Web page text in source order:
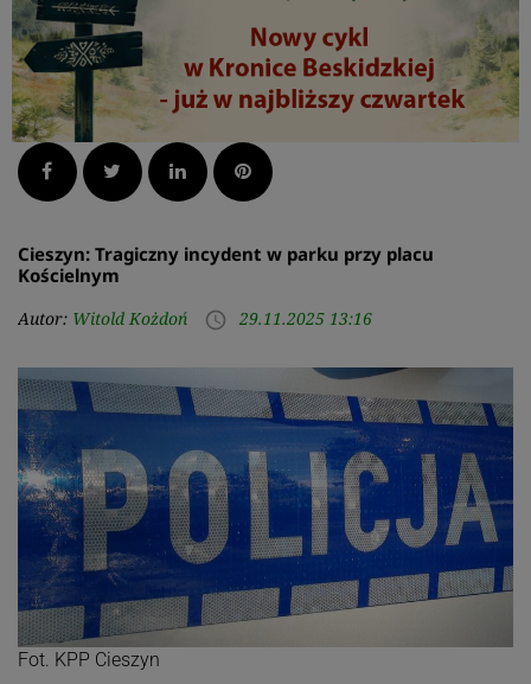
Facebook Twitter LinkedInPinterest
Cieszyn: Tragiczny incydent w parku przy placu
Kościelnym
Autor: Witold Kożdoń access_time 29.11.2025 13:16
Fot. KPP Cieszyn